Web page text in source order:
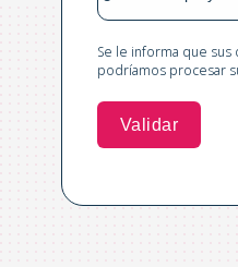
Se le informa que
podríamos procesar